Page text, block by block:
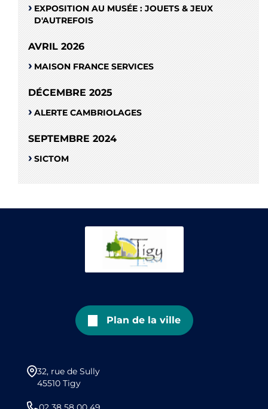
EXPOSITION AU MUSÉE : JOUETS & JEUX
D'AUTREFOIS
AVRIL 2026
MAISON FRANCE SERVICES
DÉCEMBRE 2025
ALERTE CAMBRIOLAGES
SEPTEMBRE 2024
SICTOM
Plan de la ville
32, rue de Sully
45510 Tigy